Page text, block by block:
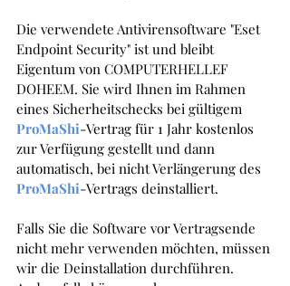
Die verwendete Antivirensoftware "Eset
Endpoint Security" ist und bleibt
Eigentum von COMPUTERHELLEF
DOHEEM. Sie wird Ihnen im Rahmen
eines Sicherheitschecks bei gültigem
ProMaShi-Vertrag für 1 Jahr kostenlos
zur Verfügung gestellt und dann
automatisch, bei nicht Verlängerung des
ProMaShi-Vertrags deinstalliert.
Falls Sie die Software vor Vertragsende
nicht mehr verwenden möchten, müssen
wir die Deinstallation durchführen.